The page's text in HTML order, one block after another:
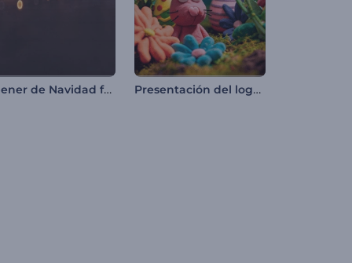
Opener de Navidad festivo Presentación del logotipo de Easter Clay